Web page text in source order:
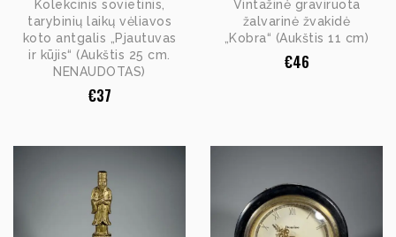
Kolekcinis sovietinis,
tarybinių laikų vėliavos
koto antgalis „Pjautuvas
ir kūjis“ (Aukštis 25 cm.
NENAUDOTAS)
€37
Vintažinė graviruota
žalvarinė žvakidė
„Kobra“ (Aukštis 11 cm)
€46